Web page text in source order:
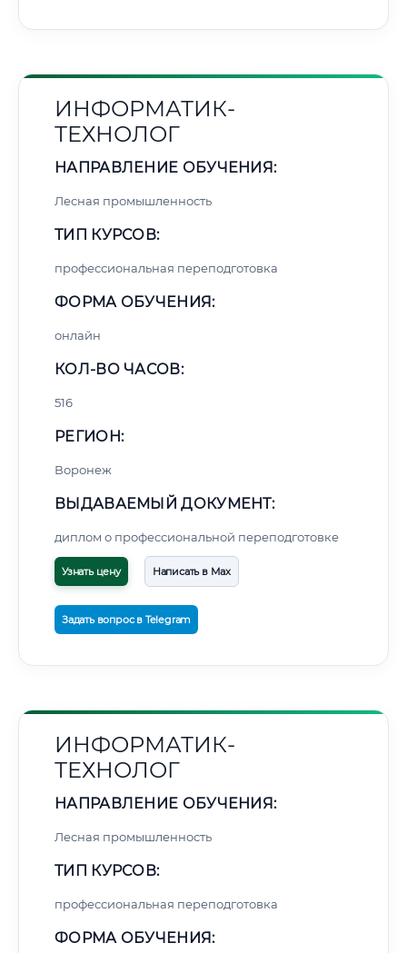
ИНФОРМАТИК-
ТЕХНОЛОГ
НАПРАВЛЕНИЕ ОБУЧЕНИЯ:
Лесная промышленность
ТИП КУРСОВ:
профессиональная переподготовка
ФОРМА ОБУЧЕНИЯ:
онлайн
КОЛ-ВО ЧАСОВ:
516
РЕГИОН:
Воронеж
ВЫДАВАЕМЫЙ ДОКУМЕНТ:
диплом о профессиональной переподготовке
Узнать цену Написать в Max
Задать вопрос в Telegram
ИНФОРМАТИК-
ТЕХНОЛОГ
НАПРАВЛЕНИЕ ОБУЧЕНИЯ:
Лесная промышленность
ТИП КУРСОВ:
профессиональная переподготовка
ФОРМА ОБУЧЕНИЯ: